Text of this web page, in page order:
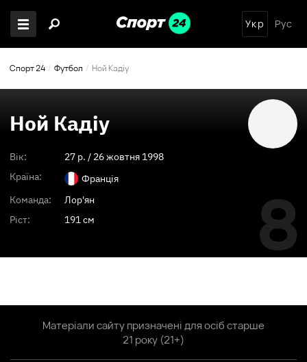
Укр Рус
Спорт 24 Футбол Ной Кадіу
Ной Кадіу
Вік: 27 p. / 26 жовтня 1998
Країна:
Франція
Команда:
Лор'ян
Ріст:
191 см 8
Матеріали сайту призначені для осіб старше
21 року (21+)